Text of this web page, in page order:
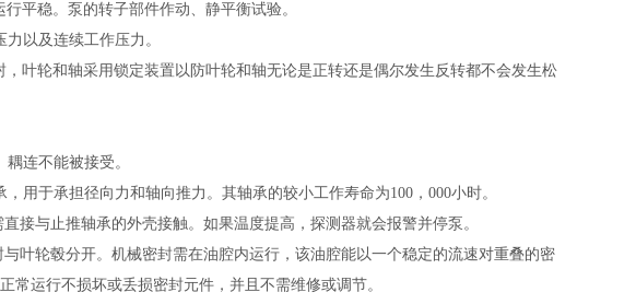
平稳。泵的转子部件作动、静平衡试验。
以及连续工作压力。
叶轮和轴采用锁定装置以防叶轮和轴无论是正转还是偶尔发生反转都不会发生松
连不能被接受。
用于承担径向力和轴向推力。其轴承的较小工作寿命为100 ， 000小时。
接与止推轴承的外壳接触。如果温度提高，探测器就会报警并停泵。
叶轮毂分开。机械密封需在油腔内运行，该油腔能以一个稳定的流速对重叠的密
运行不损坏或丢损密封元件，并且不需维修或调节。